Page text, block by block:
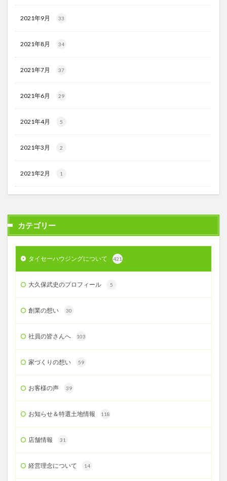
2021年9月 33
2021年8月 34
2021年7月 37
2021年6月 29
2021年4月 5
2021年3月 2
2021年2月 1
カテゴリー
タイセーハウジングについて 421
大久保武史のプロフィール 5
創業の想い 30
社員の皆さんへ 103
家づくりの想い 59
お客様の声 39
お知らせ＆特選土地情報 118
店舗情報 31
経営理念について 14